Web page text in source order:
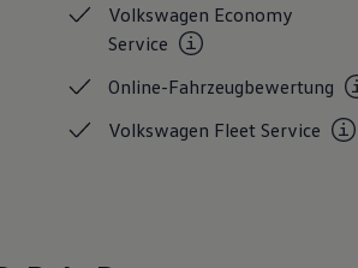
Volkswagen Economy
Service
Online-Fahrzeugbewertung
Volkswagen FleetService